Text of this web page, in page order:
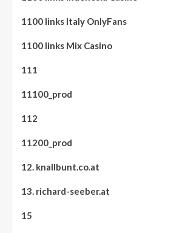
1100 links Italy OnlyFans
1100 links Mix Casino
111
11100_prod
112
11200_prod
12. knallbunt.co.at
13. richard-seeber.at
15